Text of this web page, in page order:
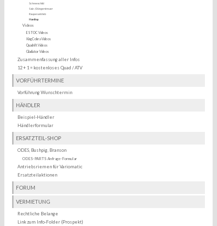
Schneeschild
Salz-/Düngerstreuer
Raupenantrieb
Hardtop
Videos
ESTOC Videos
KingCobra Videos
Quadrift Videos
Gladiator Videos
Zusammenfassung aller Infos
12 + 1 = kostenloses Quad / ATV
VORFÜHRTERMINE
Vorführung Wunschtermin
HÄNDLER
Beispiel-Händler
Händlerformular
ERSATZTEIL-SHOP
ODES, Bushpig, Branson
ODES-PARTS Anfrage-Formular
Antriebsriemen für Variomatic
Ersatzteilaktionen
FORUM
VERMIETUNG
Rechtliche Belange
Link zum Info-Folder (Prospekt)